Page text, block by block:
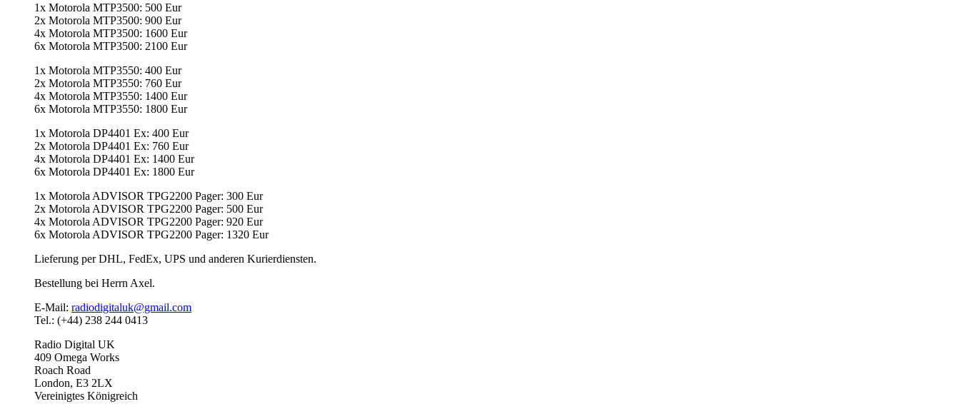
1x Motorola MTP3500: 500 Eur
2x Motorola MTP3500: 900 Eur
4x Motorola MTP3500: 1600 Eur
6x Motorola MTP3500: 2100 Eur
1x Motorola MTP3550: 400 Eur
2x Motorola MTP3550: 760 Eur
4x Motorola MTP3550: 1400 Eur
6x Motorola MTP3550: 1800 Eur
1x Motorola DP4401 Ex: 400 Eur
2x Motorola DP4401 Ex: 760 Eur
4x Motorola DP4401 Ex: 1400 Eur
6x Motorola DP4401 Ex: 1800 Eur
1x Motorola ADVISOR TPG2200 Pager: 300 Eur
2x Motorola ADVISOR TPG2200 Pager: 500 Eur
4x Motorola ADVISOR TPG2200 Pager: 920 Eur
6x Motorola ADVISOR TPG2200 Pager: 1320 Eur
Lieferung per DHL, FedEx, UPS und anderen Kurierdiensten.
Bestellung bei Herrn Axel.
E-Mail: radiodigitaluk@gmail.com
Tel.: (+44) 238 244 0413
Radio Digital UK
409 Omega Works
Roach Road
London, E3 2LX
Vereinigtes Königreich